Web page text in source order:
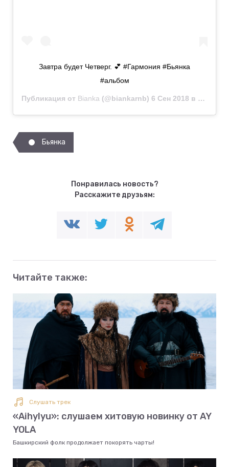
Завтра будет Четверг. 💕 #Гармония #Бьянка
#альбом
Публикация от Bianka (@biankarnb) 6 Сен 2018 в 11:11 PDT
Бьянка
Понравилась новость?
Расскажите друзьям:
Читайте также:
Слушать трек
«Aihylyu»: слушаем хитовую новинку от AY
YOLA
Башкирский фолк продолжает покорять чарты!